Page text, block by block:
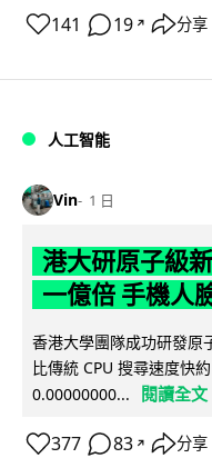
141 19 ↗ 分享
人工智能
Vin 1 日
港大研原子級
一億倍 手機人
香港大學團隊成功研發原
比傳統 CPU 搜尋速度快
0.00000000...
閱讀全文
377 83 ↗ 分享